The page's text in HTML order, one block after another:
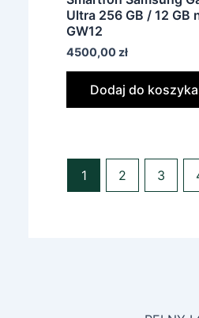
Ultra 256 GB / 12 GB
GW12
4500,00 zł
Dodaj do koszyka
1 2 3